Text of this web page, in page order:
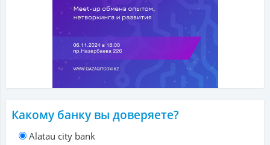
Какому банку вы доверяете?
Alatau city bank